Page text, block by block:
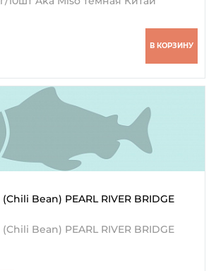
В КОРЗИНУ
Bean) PEARL RIVER BRIDGE
Bean) PEARL RIVER BRIDGE